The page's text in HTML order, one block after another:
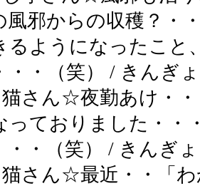
風邪からの収穫？・
るようになったこと
・・（笑） / きんぎ
さん☆夜勤あけ・
っておりました・・
・・（笑） / きんぎょ
さん☆最近・・「